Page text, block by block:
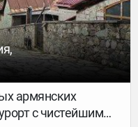
армянских
с чистейшим